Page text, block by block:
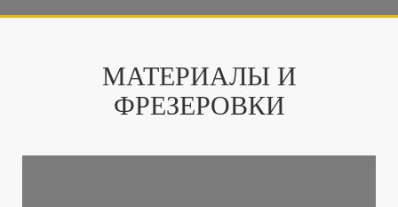
МАТЕРИАЛЫ И
ФРЕЗЕРОВКИ